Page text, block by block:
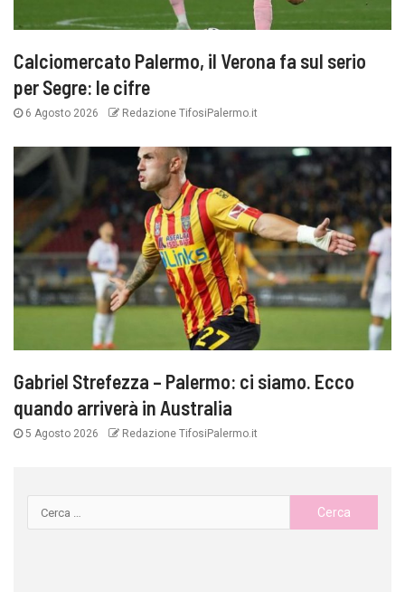
Calciomercato Palermo, il Verona fa sul serio
per Segre: le cifre
6 Agosto 2026 Redazione TifosiPalermo.it
Gabriel Strefezza – Palermo: ci siamo. Ecco
quando arriverà in Australia
5 Agosto 2026 Redazione TifosiPalermo.it